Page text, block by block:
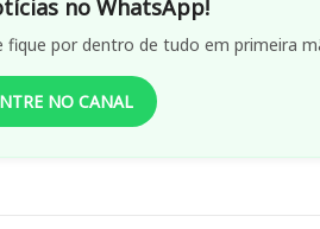
no WhatsApp!
fique por dentro de tudo em primeira
NO CANAL